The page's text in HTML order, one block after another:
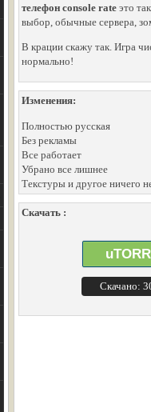
телефон console rate это
выбор, обычные сервера,
В крации скажу так. Игра
нормально!
Изменения:
Полностью русская
Без рекламы
Все работает
Убрано все лишнее
Текстуры и другое ничего
Скачать :
Скачано: